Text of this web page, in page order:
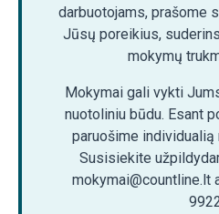
darbuotojams, prašome
Jūsų poreikius,
mokymų
Mokymai gali vykti
nuotoliniu būdu. Esant
paruošime individualią
Susisiekite
mokymai@countline.lt